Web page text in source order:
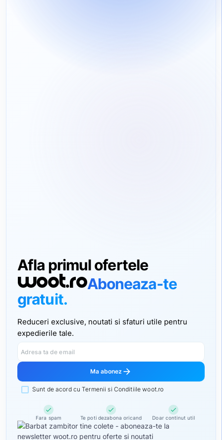
Afla primul ofertele
woot.roAboneaza-te
gratuit.
Reduceri exclusive, noutati si sfaturi utile pentru
expedierile tale.
Adresa ta de email
Ma abonez arrow_forward
Sunt de acord cu Termenii si Conditiile woot.ro
check
Fara spam
check
Te poti dezabona oricand
check
Doar continut util